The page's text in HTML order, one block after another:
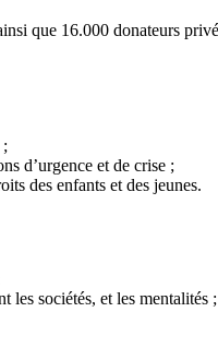
que 16.000 donateurs
d’urgence et de crise ;
des enfants et des jeunes.
les sociétés, et les mentalités ;